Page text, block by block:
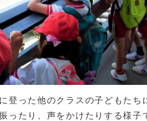
登った他のクラスの子どもたち
ったり、声をかけたりする様子